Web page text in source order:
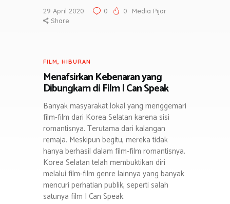
29 April 2020 0 0
Media Pijar
Share
FILM, HIBURAN
Menafsirkan Kebenaran yang
Dibungkam di Film I Can Speak
Banyak masyarakat lokal yang menggemari
film-film dari Korea Selatan karena sisi
romantisnya. Terutama dari kalangan
remaja. Meskipun begitu, mereka tidak
hanya berhasil dalam film-film romantisnya.
Korea Selatan telah membuktikan diri
melalui film-film genre lainnya yang banyak
mencuri perhatian publik, seperti salah
satunya film I Can Speak.